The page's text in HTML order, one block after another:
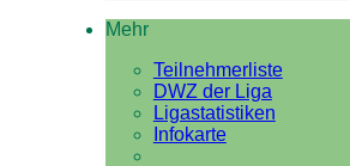
Mehr
Teilnehmerliste
DWZ der Liga
Ligastatistiken
Infokarte